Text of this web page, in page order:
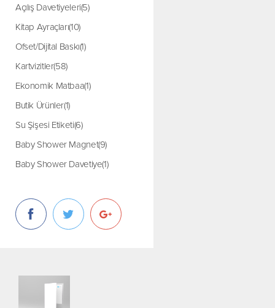
Açılış Davetiyeleri(5)
Kitap Ayraçları(10)
Ofset/Dijital Baskı(1)
Kartvizitler(58)
Ekonomik Matbaa(1)
Butik Ürünler(1)
Su Şişesi Etiketi(6)
Baby Shower Magnet(9)
Baby Shower Davetiye(1)